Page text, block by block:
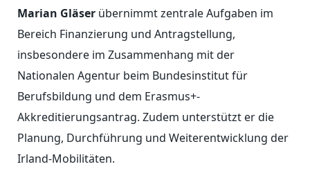
Marian Gläser übernimmt zentrale Aufgaben im
Bereich Finanzierung und Antragstellung,
insbesondere im Zusammenhang mit der
Nationalen Agentur beim Bundesinstitut für
Berufsbildung und dem Erasmus+-
Akkreditierungsantrag. Zudem unterstützt er die
Planung, Durchführung und Weiterentwicklung der
Irland-Mobilitäten.